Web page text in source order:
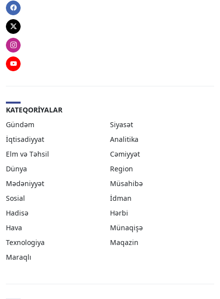
Facebook
Twitter
Instagram
Youtube
KATEQORIYALAR
Gündəm
Siyasət
İqtisadiyyat
Analitika
Elm və Təhsil
Cəmiyyət
Dünya
Region
Mədəniyyət
Müsahibə
Sosial
İdman
Hadisə
Hərbi
Hava
Münaqişə
Texnologiya
Maqazin
Maraqlı